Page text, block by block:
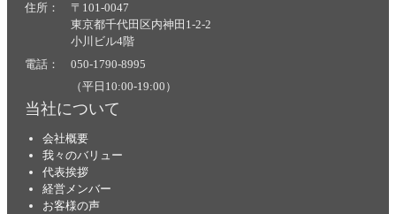
住所： 〒101-0047
東京都千代田区内神田1-2-2
小川ビル4階
電話： 050-1790-8995
（平日10:00-19:00）
当社について
会社概要
我々のバリュー
代表挨拶
経営メンバー
お客様の声